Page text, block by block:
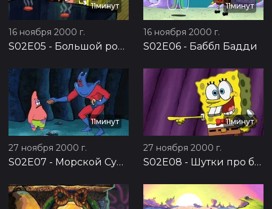
11минут
16 ноября 2000 г.
S02E05 - Большой розовый неудачник
11минут
16 ноября 2000 г.
S02E06 - Баббл Бадди
11минут
27 ноября 2000 г.
S02E07 - Морской Супермен и Очкарик 3
11минут
27 ноября 2000 г.
S02E08 - Шутки про белок